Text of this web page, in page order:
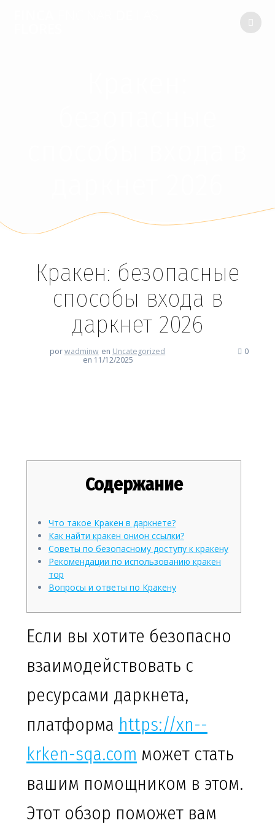
Кракен: безопасные
способы входа в
даркнет 2026
porwadminw en Uncategorized
en 11/12/2025
0
Содержание
Что такое Кракен в даркнете?
Как найти кракен онион ссылки?
Советы по безопасному доступу к кракену
Рекомендации по использованию кракен
тор
Вопросы и ответы по Кракену
Если вы хотите безопасно
взаимодействовать с
ресурсами даркнета,
платформа https://xn--
krken-sqa.com может стать
вашим помощником в этом.
Этот обзор поможет вам